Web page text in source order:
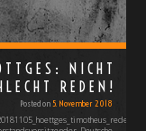
NICHT
REDEN!
Posted on5. November 2018